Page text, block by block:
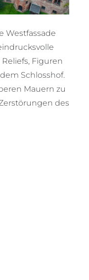
Westfassade
Figuren
Schlosshof.
Mauern zu
des